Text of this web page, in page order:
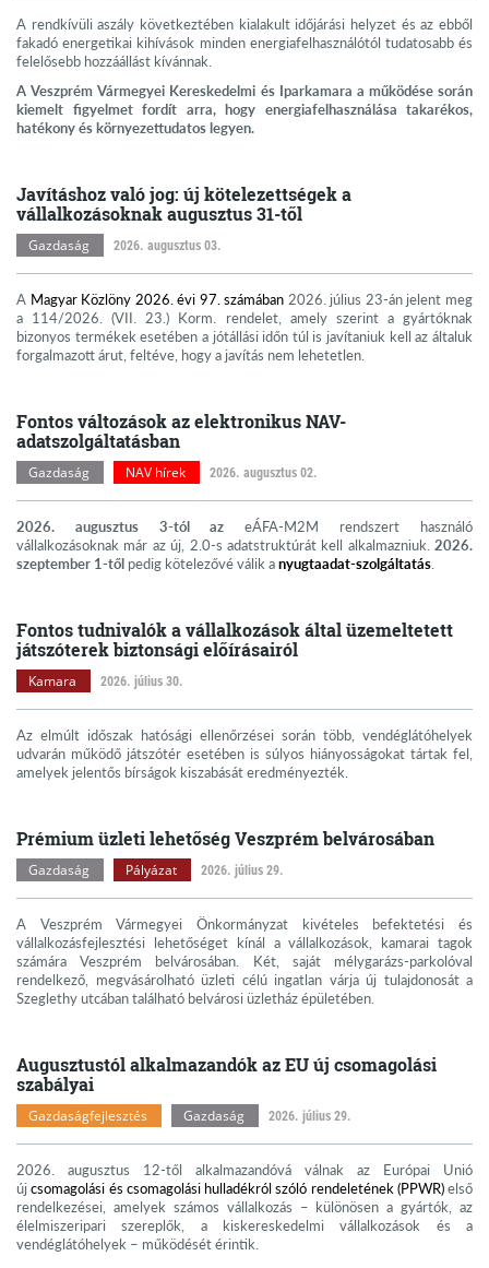
A rendkívüli aszály következtében kialakult időjárási helyzet és az ebből
fakadó energetikai kihívások minden energiafelhasználótól tudatosabb és
felelősebb hozzáállást kívánnak.
A Veszprém Vármegyei Kereskedelmi és Iparkamara a működése során
kiemelt figyelmet fordít arra, hogy energiafelhasználása takarékos,
hatékony és környezettudatos legyen.
Javításhoz való jog: új kötelezettségek a
vállalkozásoknak augusztus 31-től
Gazdaság 2026. augusztus 03.
A Magyar Közlöny 2026. évi 97. számában 2026. július 23-án jelent meg
a 114/2026. (VII. 23.) Korm. rendelet, amely szerint a gyártóknak
bizonyos termékek esetében a jótállási időn túl is javítaniuk kell az általuk
forgalmazott árut, feltéve, hogy a javítás nem lehetetlen.
Fontos változások az elektronikus NAV-
adatszolgáltatásban
Gazdaság NAV hírek 2026. augusztus 02.
2026. augusztus 3-tól azeÁFA-M2M rendszert használó
vállalkozásoknak már az új, 2.0-s adatstruktúrát kell alkalmazniuk. 2026.
szeptember 1-től pedig kötelezővé válik anyugtaadat-szolgáltatás.
Fontos tudnivalók a vállalkozások által üzemeltetett
játszóterek biztonsági előírásairól
Kamara 2026. július 30.
Az elmúlt időszak hatósági ellenőrzései során több, vendéglátóhelyek
udvarán működő játszótér esetében is súlyos hiányosságokat tártak fel,
amelyek jelentős bírságok kiszabását eredményezték.
Prémium üzleti lehetőség Veszprém belvárosában
Gazdaság Pályázat 2026. július 29.
A Veszprém Vármegyei Önkormányzat kivételes befektetési és
vállalkozásfejlesztési lehetőséget kínál a vállalkozások, kamarai tagok
számára Veszprém belvárosában. Két, saját mélygarázs-parkolóval
rendelkező, megvásárolható üzleti célú ingatlan várja új tulajdonosát a
Szeglethy utcában található belvárosi üzletház épületében.
Augusztustól alkalmazandók az EU új csomagolási
szabályai
Gazdaságfejlesztés Gazdaság 2026. július 29.
2026. augusztus 12-től alkalmazandóvá válnak az Európai Unió
újcsomagolási és csomagolási hulladékról szóló rendeletének (PPWR)első
rendelkezései, amelyek számos vállalkozás – különösen a gyártók, az
élelmiszeripari szereplők, a kiskereskedelmi vállalkozások és a
vendéglátóhelyek – működését érintik.